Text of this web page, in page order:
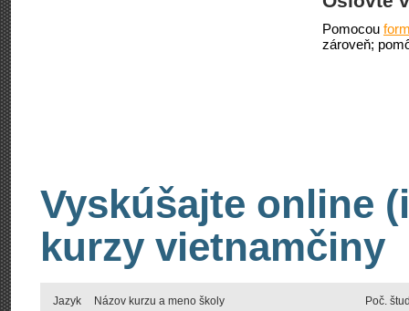
Pomocou
zároveň;
Vyskúšajte online
kurzy vietnamčiny
Jazyk Názov kurzu a meno školy Poč.